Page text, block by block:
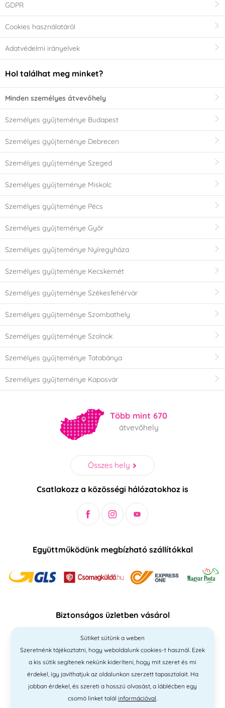
GDPR
Cookies használatáról
Adatvédelmi irányelvek
Hol találhat meg minket?
Minden személyes átvevőhely
Személyes gyűjteménye Budapest
Személyes gyűjteménye Debrecen
Személyes gyűjteménye Szeged
Személyes gyűjteménye Miskolc
Személyes gyűjteménye Pécs
Személyes gyűjteménye Győr
Személyes gyűjteménye Nyíregyháza
Személyes gyűjteménye Kecskemét
Személyes gyűjteménye Székesfehérvár
Személyes gyűjteménye Szombathely
Személyes gyűjteménye Szolnok
Személyes gyűjteménye Tatabánya
Személyes gyűjteménye Kaposvár
Több mint 670
átvevőhely
Összes hely
Csatlakozz a közösségi hálózatokhoz is
Együttműködünk megbízható szállítókkal
Biztonságos üzletben vásárol
Sütiket sütünk a weben
Szeretnénk tájékoztatni, hogy weboldalunk cookies-t használ. Ezek
a kis sütik segítenek nekünk kideríteni, hogy mit szeret és mi
érdekel, így javíthatjuk az oldalunkon szerzett tapasztalait. Ha
jobban érdekel, és szereti a hosszú olvasást, a láblécben egy
csomó linket talál információval.